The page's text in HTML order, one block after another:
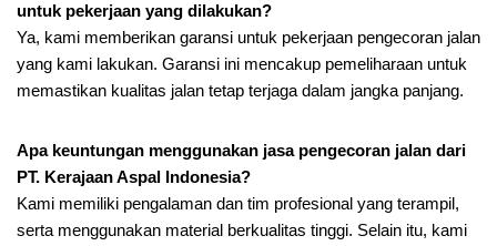
untuk pekerjaan yang dilakukan?
Ya, kami memberikan garansi untuk pekerjaan pengecoran jalan
yang kami lakukan. Garansi ini mencakup pemeliharaan untuk
memastikan kualitas jalan tetap terjaga dalam jangka panjang.
Apa keuntungan menggunakan jasa pengecoran jalan dari
PT. Kerajaan Aspal Indonesia?
Kami memiliki pengalaman dan tim profesional yang terampil,
serta menggunakan material berkualitas tinggi. Selain itu, kami